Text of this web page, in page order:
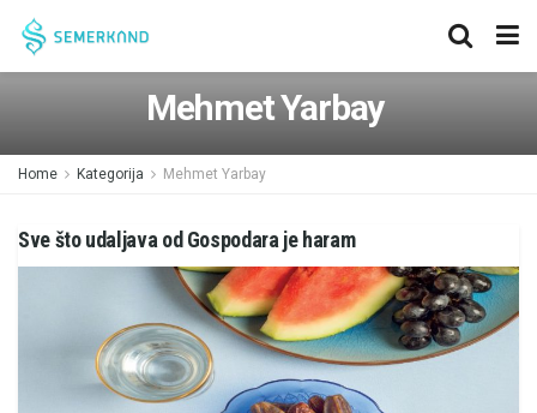
Mehmet Yarbay
Home Kategorija Mehmet Yarbay
Sve što udaljava od Gospodara je haram